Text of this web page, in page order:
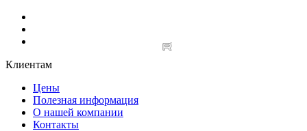
Клиентам
Цены
Полезная информация
О нашей компании
Контакты